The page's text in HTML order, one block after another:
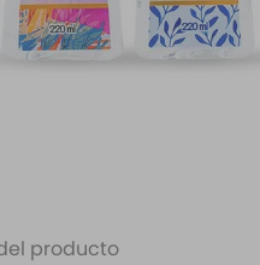
producto